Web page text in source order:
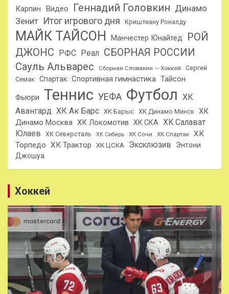
Карпин
Видео Геннадий Головкин Динамо
Зенит Итог игрового дня Криштиану Роналду
МАЙК ТАЙСОН Манчестер Юнайтед
РОЙ
ДЖОНС
РФС Реал СБОРНАЯ РОССИИ
Сауль Альварес Сборная Словакии — Хоккей
Сергей
Семак Спартак Спортивная гимнастика Тайсон
Фьюри Теннис УЕФА Футбол ХК
Авангард ХК Ак Барс ХК Барыс ХК Динамо Минск ХК
Динамо Москва ХК Локомотив ХК СКА ХК Салават
Юлаев
ХК Северсталь ХК Сибирь ХК Сочи ХК Спартак
ХК
Торпедо ХК Трактор ХК ЦСКА Эксклюзив
Энтони
Джошуа
Хоккей